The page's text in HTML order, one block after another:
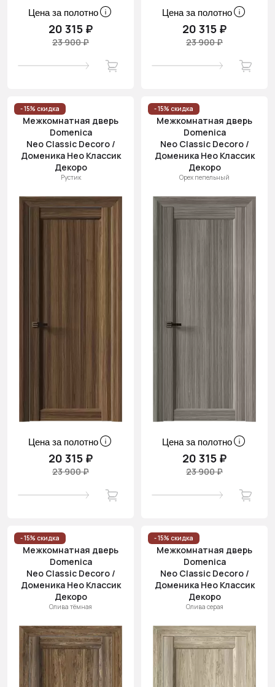
Цена за полотно
20 315 ₽
23 900 ₽
Цена за полотно
20 315 ₽
23 900 ₽
- 15% скидка
Межкомнатная дверь
Domenica
Neo Classic Decoro /
Доменика Нео Классик
Декоро
Рустик
Цена за полотно
20 315 ₽
23 900 ₽
- 15% скидка
Межкомнатная дверь
Domenica
Neo Classic Decoro /
Доменика Нео Классик
Декоро
Орех пепельный
Цена за полотно
20 315 ₽
23 900 ₽
- 15% скидка
Межкомнатная дверь
Domenica
Neo Classic Decoro /
Доменика Нео Классик
Декоро
Олива тёмная
- 15% скидка
Межкомнатная дверь
Domenica
Neo Classic Decoro /
Доменика Нео Классик
Декоро
Олива серая